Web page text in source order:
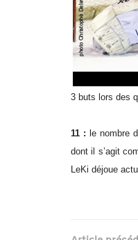
3 buts lors des
11 : le nombre
dont il s’agit
LeKi déjoue